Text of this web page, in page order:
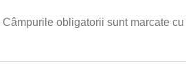
Câmpurile obligatorii sunt marcate cu